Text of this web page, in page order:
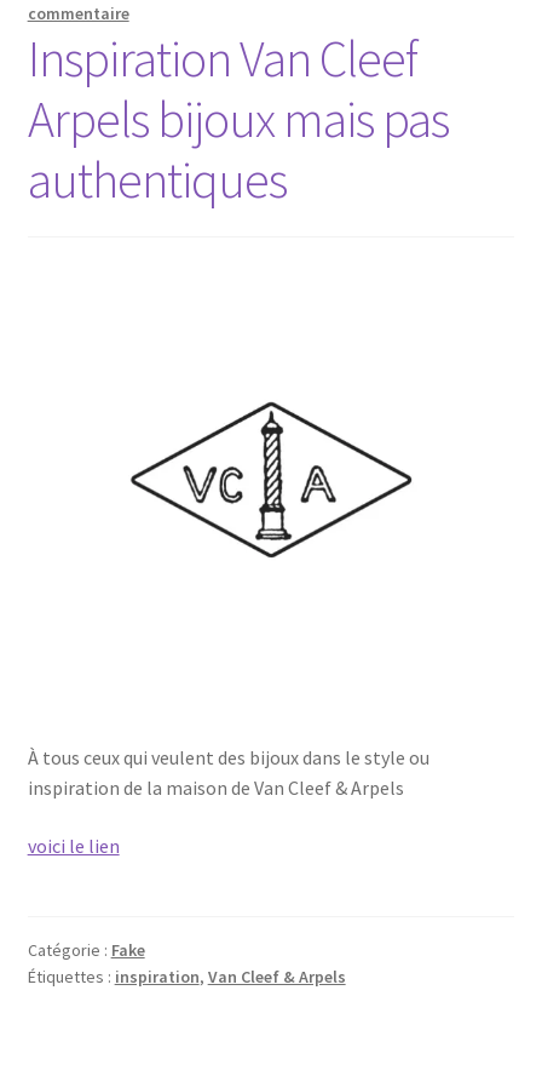
commentaire
Inspiration Van Cleef
Arpels bijoux mais pas
authentiques
À tous ceux qui veulent des bijoux dans le style ou
inspiration de la maison de Van Cleef & Arpels
voici le lien
Catégorie : Fake
Étiquettes : inspiration, Van Cleef & Arpels